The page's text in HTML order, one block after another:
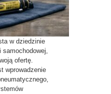
w dziedzinie
samochodowej,
ofertę.
wprowadzenie